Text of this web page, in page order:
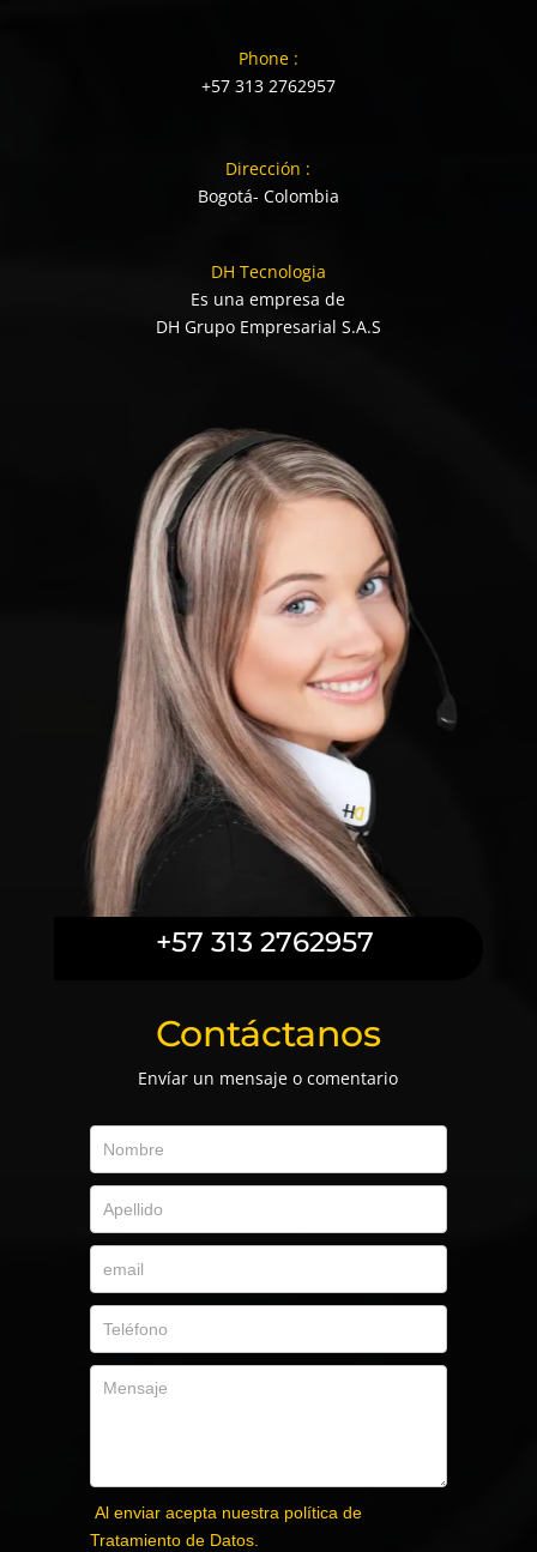
Phone :
+57 313 2762957
Dirección :
Bogotá- Colombia
DH Tecnologia
Es una empresa de
DH Grupo Empresarial S.A.S
+57 313 2762957
Contáctanos
Envíar un mensaje o comentario
Al enviar acepta nuestra política de
Tratamiento de Datos.